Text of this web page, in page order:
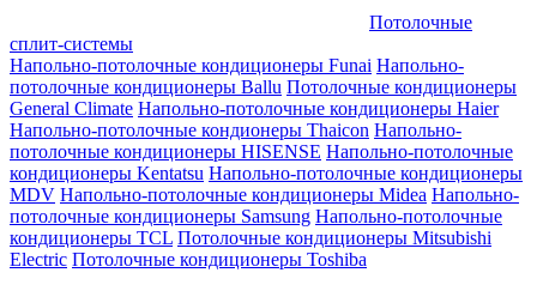
Потолочные
сплит-системы
Напольно-потолочные кондиционеры Funai Напольно-
потолочные кондиционеры Ballu Потолочные кондиционеры
General Climate Напольно-потолочные кондиционеры Haier
Напольно-потолочные кондионеры Thaicon Напольно-
потолочные кондиционеры HISENSE Напольно-потолочные
кондиционеры Kentatsu Напольно-потолочные кондиционеры
MDV Напольно-потолочные кондиционеры Midea Напольно-
потолочные кондиционеры Samsung Напольно-потолочные
кондиционеры TCL Потолочные кондиционеры Mitsubishi
Electric Потолочные кондиционеры Toshiba